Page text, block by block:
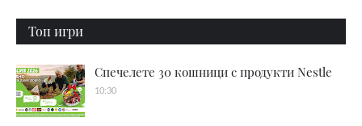
Топ игри
Спечелете 30 кошници с продукти Nestle
10:30